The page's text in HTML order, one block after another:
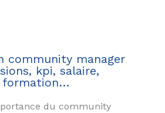
community manager
kpi, salaire,
formation…
du community